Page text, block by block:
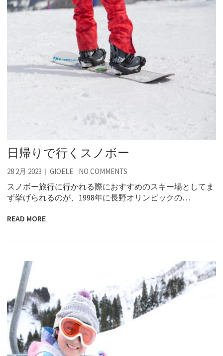
日帰りで行くスノボー
28 2月 2023 GIOELE NO COMMENTS
スノボー旅行に行かれる際におすすめのスキー場としてま
ず挙げられるのが、1998年に長野オリンピックの…
READ MORE